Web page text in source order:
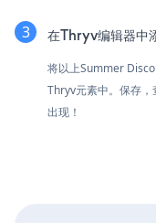
在Thryv编辑器中
将以上Summer
Thryv元素中。保存
出现！